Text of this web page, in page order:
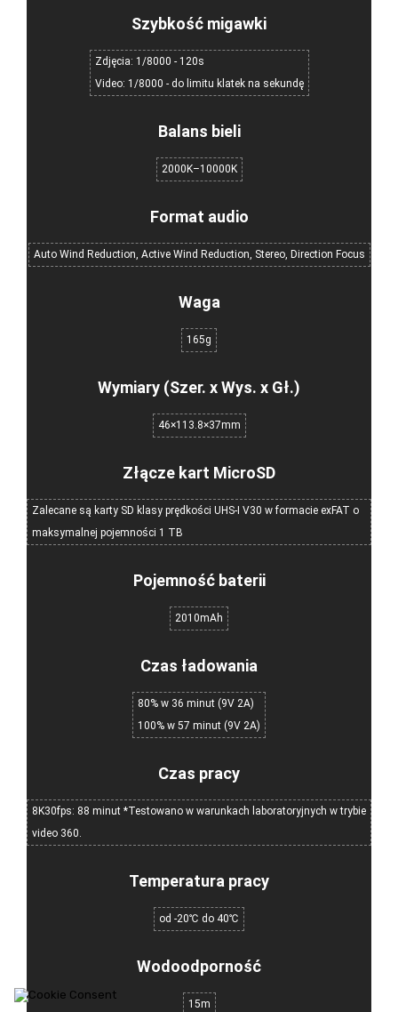
Szybkość migawki
Zdjęcia: 1/8000 - 120s
Video: 1/8000 - do limitu klatek na sekundę
Balans bieli
2000K–10000K
Format audio
Auto Wind Reduction, Active Wind Reduction, Stereo, Direction Focus
Waga
165g
Wymiary (Szer. x Wys. x Gł.)
46×113.8×37mm
Złącze kart MicroSD
Zalecane są karty SD klasy prędkości UHS-I V30 w formacie exFAT o
maksymalnej pojemności 1 TB
Pojemność baterii
2010mAh
Czas ładowania
80% w 36 minut (9V 2A)
100% w 57 minut (9V 2A)
Czas pracy
8K30fps: 88 minut *Testowano w warunkach laboratoryjnych w trybie
video 360.
Temperatura pracy
od -20℃ do 40℃
Wodoodporność
15m